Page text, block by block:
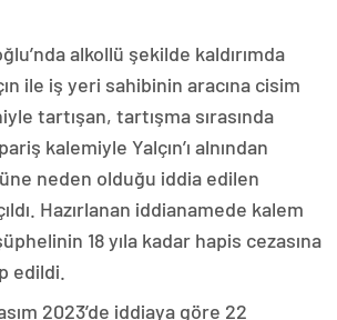
alkollü şekilde kaldırımda
ile iş yeri sahibinin aracına cisim
tartışan, tartışma sırasında
kalemiyle Yalçın’ı alnından
neden olduğu iddia edilen
Hazırlanan iddianamede kalem
18 yıla kadar hapis cezasına
edildi.
2023’de iddiaya göre 22